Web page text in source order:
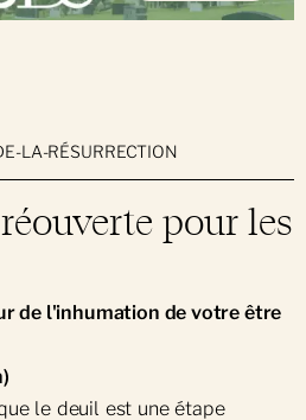
LA-RÉSURRECTION
pour les
de l'inhumation de votre être
le deuil est une étape